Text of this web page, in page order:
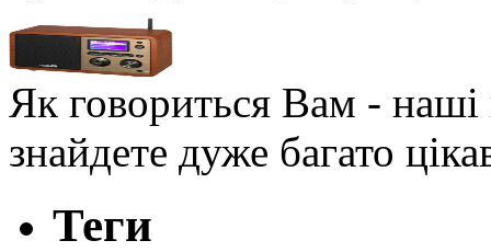
Як говориться Вам - наші
знайдете дуже багато
Теги